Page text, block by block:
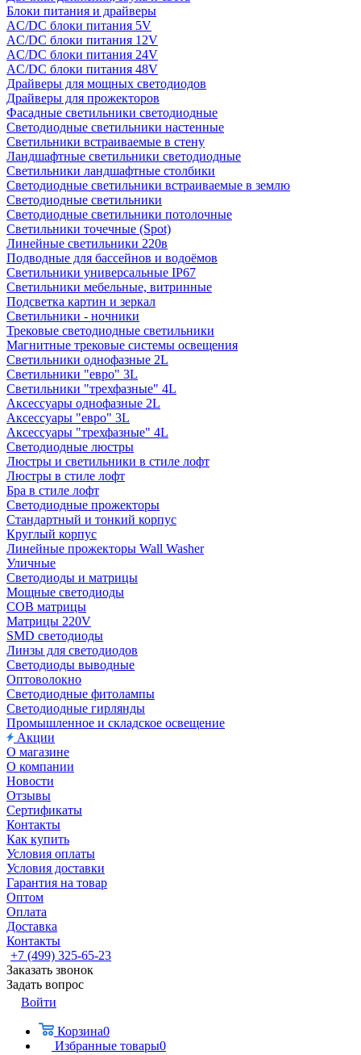
Блоки питания и драйверы
AC/DC блоки питания 5V
AC/DC блоки питания 12V
AC/DC блоки питания 24V
AC/DC блоки питания 48V
Драйверы для мощных светодиодов
Драйверы для прожекторов
Фасадные светильники светодиодные
Светодиодные светильники настенные
Светильники встраиваемые в стену
Ландшафтные светильники светодиодные
Светильники ландшафтные столбики
Светодиодные светильники встраиваемые в землю
Светодиодные светильники
Светодиодные светильники потолочные
Светильники точечные (Spot)
Линейные светильники 220в
Подводные для бассейнов и водоёмов
Светильники универсальные IP67
Светильники мебельные, витринные
Подсветка картин и зеркал
Светильники - ночники
Трековые светодиодные светильники
Магнитные трековые системы освещения
Светильники однофазные 2L
Светильники "евро" 3L
Светильники "трехфазные" 4L
Аксессуары однофазные 2L
Аксессуары "евро" 3L
Аксессуары "трехфазные" 4L
Светодиодные люстры
Люстры и светильники в стиле лофт
Люстры в стиле лофт
Бра в стиле лофт
Светодиодные прожекторы
Стандартный и тонкий корпус
Круглый корпус
Линейные прожекторы Wall Washer
Уличные
Светодиоды и матрицы
Мощные светодиоды
COB матрицы
Матрицы 220V
SMD светодиоды
Линзы для светодиодов
Светодиоды выводные
Оптоволокно
Светодиодные фитолампы
Светодиодные гирлянды
Промышленное и складское освещение
Акции
О магазине
О компании
Новости
Отзывы
Сертификаты
Контакты
Как купить
Условия оплаты
Условия доставки
Гарантия на товар
Оптом
Оплата
Доставка
Контакты
+7 (499) 325-65-23
Заказать звонок
Задать вопрос
Войти
Корзина0
Избранные товары0